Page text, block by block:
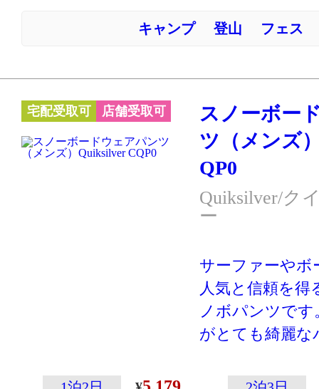
す。
キャンプ 登山 フェス
宅配受取可 店舗受取可
スノーボー
ツ（メンズ
QP0
Quiksilver/ク
ー
サーファーやボ
人気と信頼を得
ノボパンツで
がとても綺麗な